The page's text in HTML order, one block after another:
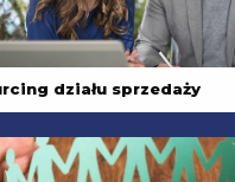
działu sprzedaży